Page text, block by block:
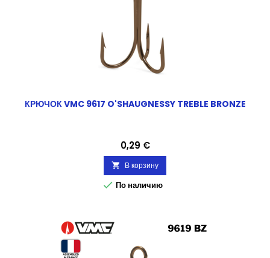
КРЮЧОК VMC 9617 O'SHAUGNESSY TREBLE BRONZE
Цена
0,29 €
 В корзину
 По наличию